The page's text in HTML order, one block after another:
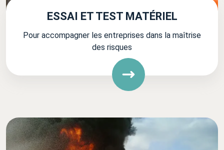
ESSAI ET TEST MATÉRIEL
Pour accompagner les entreprises dans la maîtrise
des risques